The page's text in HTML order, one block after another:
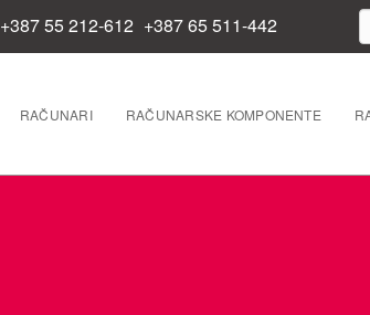
+387 55 212-612 +387 65 511-442
RAČUNARI RAČUNARSKE KOMPONENTE